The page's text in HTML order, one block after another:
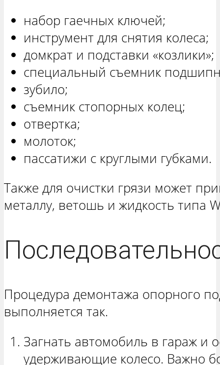
набор гаечных ключей;
инструмент для снятия колеса;
домкрат и подставки «козлики»;
специальный съемник
зубило;
съемник стопорных колец;
отвертка;
молоток;
пассатижи с круглыми губками.
Также для очистки грязи может
металлу, ветошь и жидкость типа
Процедура демонтажа опорного
выполняется так.
Загнать автомобиль в гараж и
удерживающие колесо. Важно